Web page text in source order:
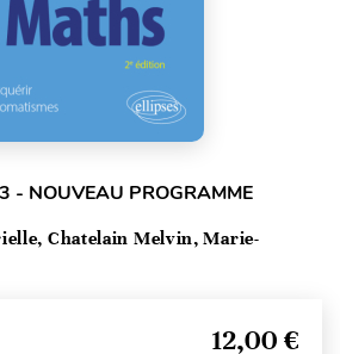
- NOUVEAU PROGRAMME
Chatelain Melvin, Marie-
12,00 €